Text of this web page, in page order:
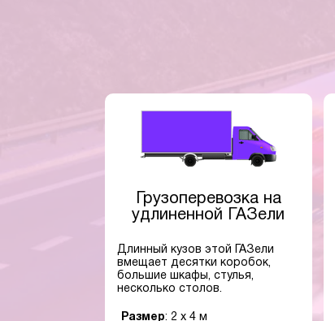
Грузоперевозка на
удлиненной ГАЗели
Длинный кузов этой ГАЗели
вмещает десятки коробок,
большие шкафы, стулья,
несколько столов.
Размер: 2 x 4 м